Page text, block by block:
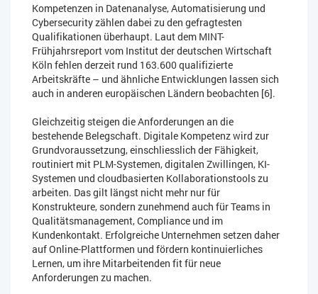
Kompetenzen in Datenanalyse, Automatisierung und
Cybersecurity zählen dabei zu den gefragtesten
Qualifikationen überhaupt. Laut dem MINT-
Frühjahrsreport vom Institut der deutschen Wirtschaft
Köln fehlen derzeit rund 163.600 qualifizierte
Arbeitskräfte – und ähnliche Entwicklungen lassen sich
auch in anderen europäischen Ländern beobachten [6].
Gleichzeitig steigen die Anforderungen an die
bestehende Belegschaft. Digitale Kompetenz wird zur
Grundvoraussetzung, einschliesslich der Fähigkeit,
routiniert mit PLM-Systemen, digitalen Zwillingen, KI-
Systemen und cloudbasierten Kollaborationstools zu
arbeiten. Das gilt längst nicht mehr nur für
Konstrukteure, sondern zunehmend auch für Teams in
Qualitätsmanagement, Compliance und im
Kundenkontakt. Erfolgreiche Unternehmen setzen daher
auf Online-Plattformen und fördern kontinuierliches
Lernen, um ihre Mitarbeitenden fit für neue
Anforderungen zu machen.